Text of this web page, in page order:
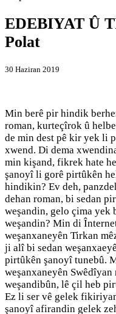
EDEBIYAT Û
Polat
30 Haziran 2019
Min berê pir hindik
roman, kurteçîrok û
de min dest pê kir yek li
xwend. Di dema
min kişand, fikrek hate
şanoyî li gorê pirtûkên
hindikin? Ev deh,
dehan roman, bi sedan
weşandin, gelo çima yek
weşandin? Min di
weşanxaneyên Tirkan
ji alî bi sedan
pirtûkên şanoyî tunebû.
weşanxaneyên
weşandibûn, lê çil heb
Ez li ser vê gelek
şanoyî afirandin gelek